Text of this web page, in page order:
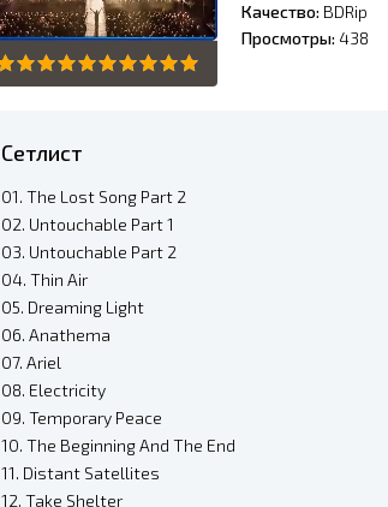
Качество: BDRip
Просмотры: 438
Сетлист
01. The Lost Song Part 2
02. Untouchable Part 1
03. Untouchable Part 2
04. Thin Air
05. Dreaming Light
06. Anathema
07. Ariel
08. Electricity
09. Temporary Peace
10. The Beginning And The End
11. Distant Satellites
12. Take Shelter